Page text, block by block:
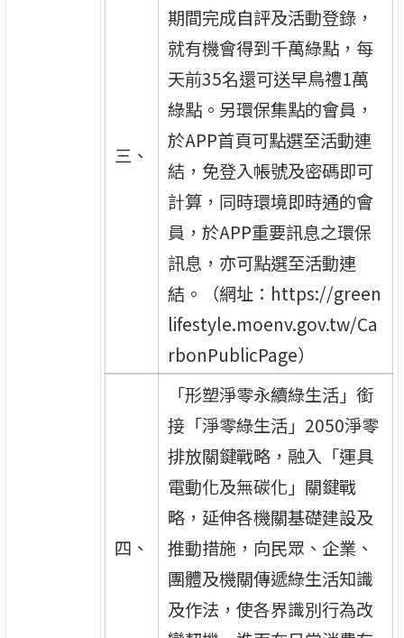
三、
期間完成自評及活動登錄，
就有機會得到千萬綠點，每
天前35名還可送早鳥禮1萬
綠點。另環保集點的會員，
於APP首頁可點選至活動連
結，免登入帳號及密碼即可
計算，同時環境即時通的會
員，於APP重要訊息之環保
訊息，亦可點選至活動連
結。（網址：https://green
lifestyle.moenv.gov.tw/Ca
rbonPublicPage）
四、
「形塑淨零永續綠生活」銜
接「淨零綠生活」2050淨零
排放關鍵戰略，融入「運具
電動化及無碳化」關鍵戰
略，延伸各機關基礎建設及
推動措施，向民眾、企業、
團體及機關傳遞綠生活知識
及作法，使各界識別行為改